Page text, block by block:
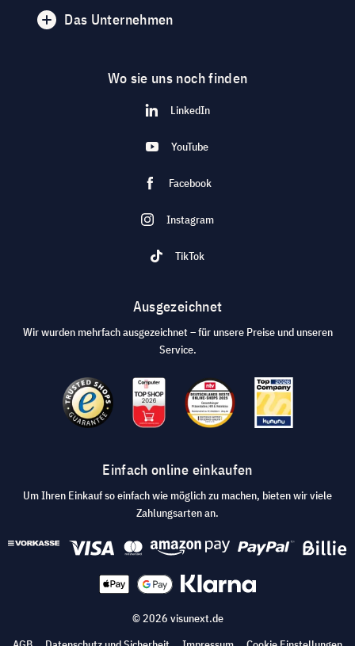
Das Unternehmen
Wo sie uns noch finden
LinkedIn
YouTube
Facebook
Instagram
TikTok
Ausgezeichnet
Wir wurden mehrfach ausgezeichnet – für unsere Preise und unseren
Service.
Einfach online einkaufen
Um Ihren Einkauf so einfach wie möglich zu machen, bieten wir viele
Zahlungsarten an.
© 2026 visunext.de